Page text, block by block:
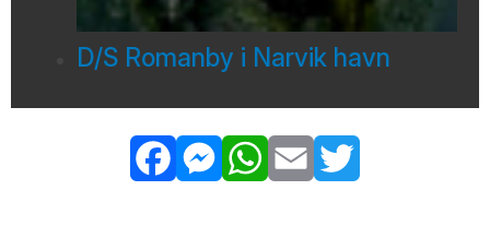
D/S Romanby i Narvik havn